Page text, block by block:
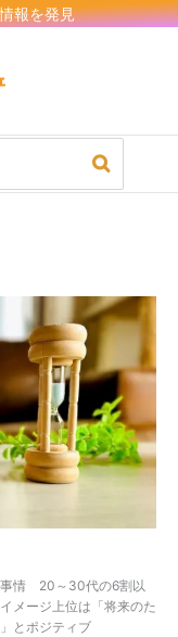
報を発見
事情 20～30代の6割以
メージ上位は「将来のた
とポジティブ